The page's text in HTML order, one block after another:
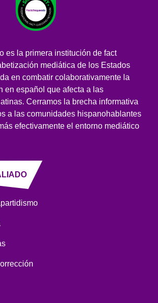
es la primera institución de fact
mediática de los Estados
en combatir colaborativamente la
en español que afecta a las
Cerramos la brecha informativa
a las comunidades hispanohablantes
efectivamente el entorno mediático